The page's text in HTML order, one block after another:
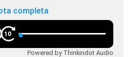
completa
10
Powered by Thinkindot Audio